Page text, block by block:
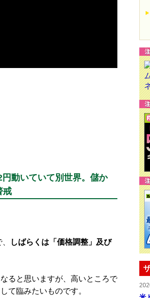
動いていて別世界。儲か
戒
しばらくは「価格調整」及び
ると思いますが、高いところで
て臨みたいものです。